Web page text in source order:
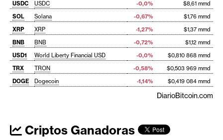
USDC USDC -0,0%
$8,61 mmd
SOL
Solana -0,67%
$1,76 mmd
XRP
XRP -1,27%
$1,37 mmd
BNB
BNB -0,72%
$1,12 mmd
USD1
World Liberty Financial USD -0,0%
$0,810 868 mmd
TRX
TRON -0,58%
$0,503 969 mmd
DOGE
Dogecoin -1,14% $0,419 084 mmd
DiarioBitcoin.com
Criptos Ganadoras